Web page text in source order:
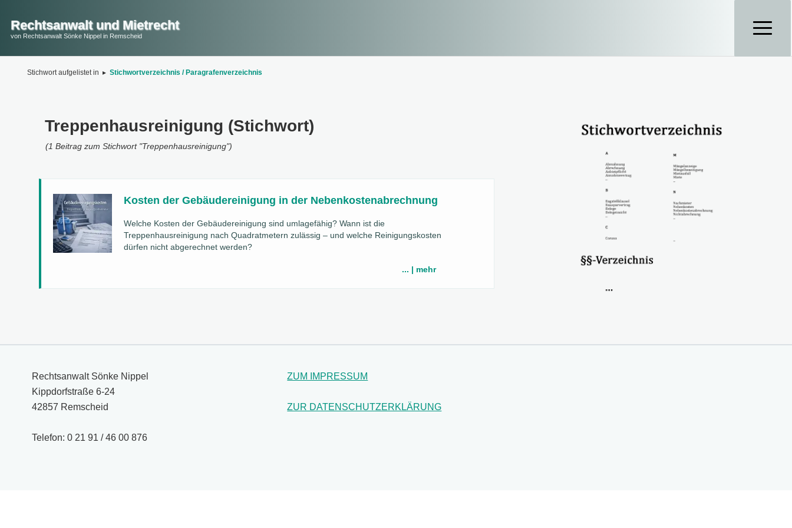
Rechtsanwalt und Mietrecht
von Rechtsanwalt Sönke Nippel in Remscheid
Stichwort aufgelistet in ▸ Stichwortverzeichnis / Paragrafenverzeichnis
Treppenhausreinigung (Stichwort)
(1 Beitrag zum Stichwort "Treppenhausreinigung")
Kosten der Gebäudereinigung in der Nebenkostenabrechnung
Welche Kosten der Gebäudereinigung sind umlagefähig? Wann ist die
Treppenhausreinigung nach Quadratmetern zulässig – und welche Reinigungskosten
dürfen nicht abgerechnet werden?
... | mehr
Rechtsanwalt Sönke Nippel
Kippdorfstraße 6-24
42857 Remscheid
Telefon: 0 21 91 / 46 00 876
ZUM IMPRESSUM
ZUR DATENSCHUTZERKLÄRUNG